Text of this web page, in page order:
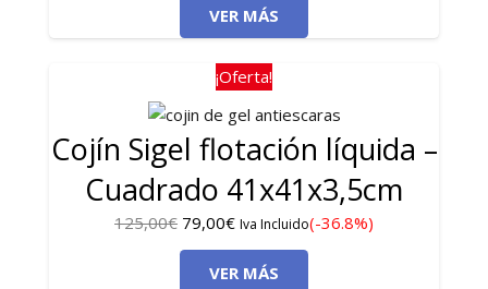
original
era:
125,00€.
actual
es:
79,00€.
VER MÁS
¡Oferta!
Cojín Sigel flotación líquida –
Cuadrado 41x41x3,5cm
125,00€ El
precio
original
79,00€El
precio
actual
Iva Incluido(-36.8%)
VER MÁS